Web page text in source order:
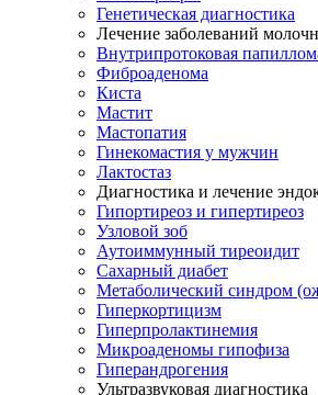
Генетическая диагностика
Лечение заболеваний
Внутрипротоковая
Фиброаденома
Киста
Мастит
Мастопатия
Гинекомастия у мужчин
Лактостаз
Диагностика и лечение
Гипортиреоз и гипертиреоз
Узловой зоб
Аутоиммунный тиреоидит
Сахарный диабет
Метаболический синдром
Гиперкортицизм
Гиперпролактинемия
Микроаденомы гипофиза
Гиперандрогения
Ультразвуковая диагностика